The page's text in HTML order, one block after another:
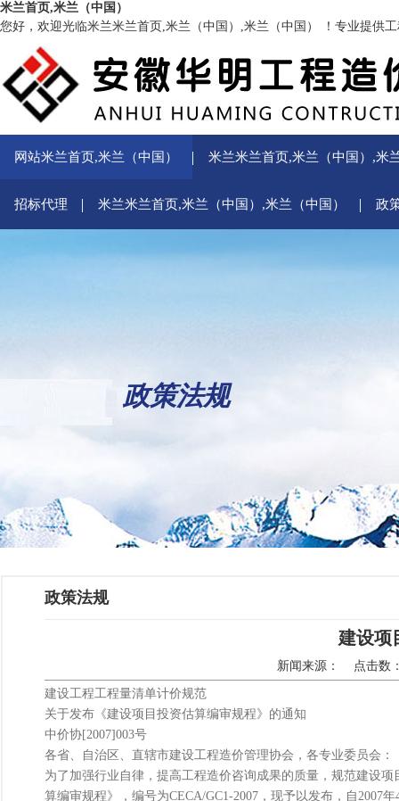
米兰首页,米兰（中国）
您好，欢迎光临米兰米兰首页,米兰（中国）,米兰（中国） ！专业提供
网站米兰首页,米兰（中国） 米兰米兰首页,米兰（中国）,米
招标代理 米兰米兰首页,米兰（中国）,米兰（中国） 政
政策法规
政策法规
建设项
新闻来源： 点击数
建设工程工程量清单计价规范
关于发布《建设项目投资估算编审规程》的通知
中价协[2007]003号
各省、自治区、直辖市建设工程造价管理协会，各专业委员会：
为了加强行业自律，提高工程造价咨询成果的质量，规范建设
算编审规程》，编号为CECA/GC1-2007，现予以发布，自2007